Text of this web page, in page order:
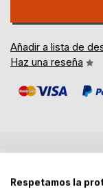
Añadir a lista de
Haz una reseña
Respetamos la